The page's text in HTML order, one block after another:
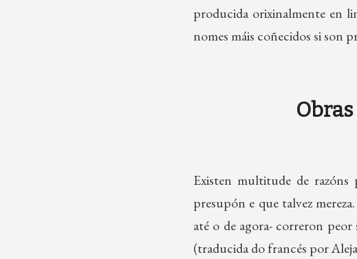
producida orixinalmente en
nomes máis coñecidos si son
Existen multitude de
presupón e que talvez
até o de agora- correron peor
(traducida do francés por